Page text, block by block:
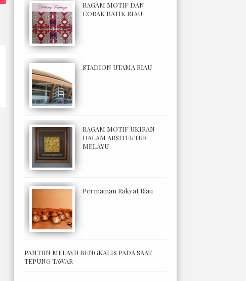
RAGAM MOTIF DAN
CORAK BATIK RIAU
STADION UTAMA RIAU
RAGAM MOTIF UKIRAN
DALAM ARSITEKTUR
MELAYU
Permainan Rakyat Riau
PANTUN MELAYU BENGKALIS PADA SAAT
TEPUNG TAWAR